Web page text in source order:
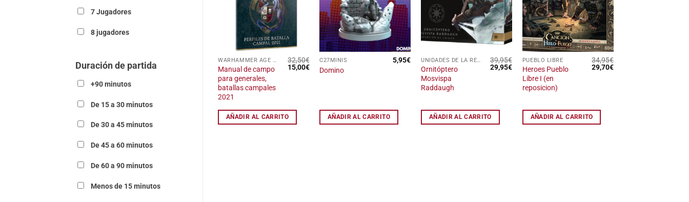
7 Jugadores
8 jugadores
Duración de partida
+90 minutos
De 15 a 30 minutos
De 30 a 45 minutos
De 45 a 60 minutos
De 60 a 90 minutos
Menos de 15 minutos
deseos
WARHAMMER AGE OF SIGMAR
Manual de campo
para generales,
batallas campales
2021
32,50€
El
15,00€El
precio
AÑADIR AL CARRITO
lista
de
deseos
C27MINIS
Domino
5,95€
AÑADIR AL CARRITO
lista
de
deseos
UNIDADES DE LA REPÚBLICA GALÁCTICA
Ornitóptero
Mosvispa
Raddaugh
39,95€
El
29,95€El
precio
actual
AÑADIR AL CARRITO
lista
de
deseos
PUEBLO LIBRE
Heroes Pueblo
Libre I (en
reposicion)
34,95€
El
29,70€El
AÑADIR AL CARRITO